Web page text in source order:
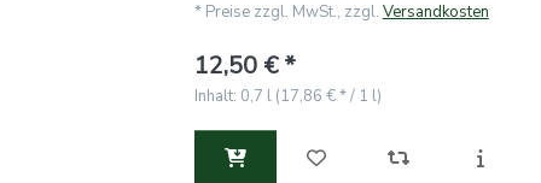
* Preise zzgl. MwSt., zzgl. Versandkosten
12,50 € *
Inhalt: 0,7 l (17,86 € * / 1 l)